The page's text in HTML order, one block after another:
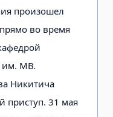
произошел
во время
им. МВ.
Никитича
приступ. 31 мая